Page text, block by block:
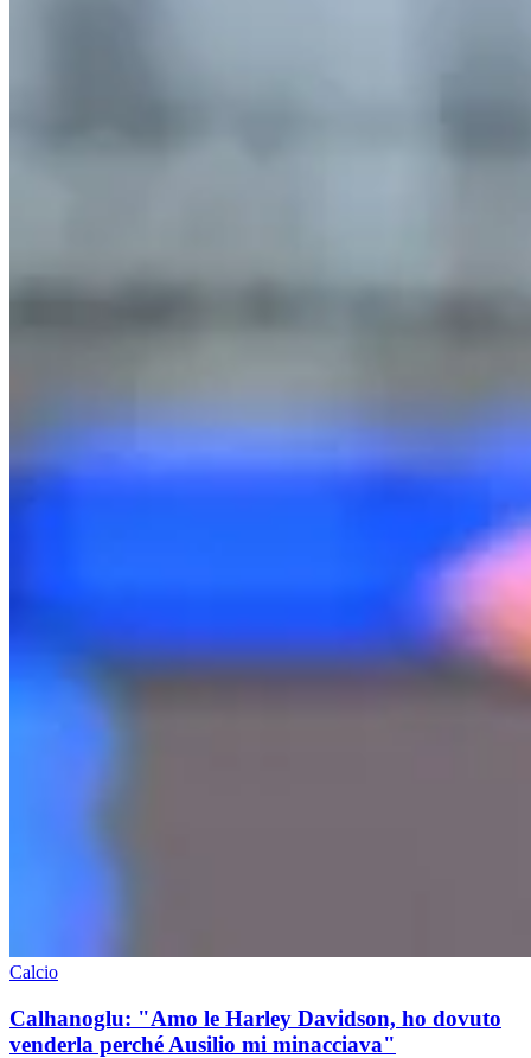
Calcio
Calhanoglu: "Amo le Harley Davidson, ho dovuto
venderla perché Ausilio mi minacciava"